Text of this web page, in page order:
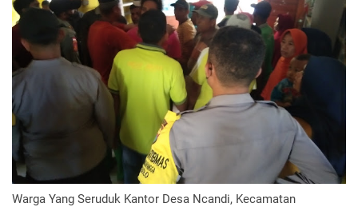
Warga Yang Seruduk Kantor Desa Ncandi, Kecamatan